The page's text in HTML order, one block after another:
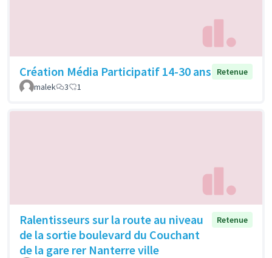
Création Média Participatif 14-30 ans
Retenue
malek
3 1
Ralentisseurs sur la route au niveau
de la sortie boulevard du Couchant
de la gare rer Nanterre ville
Retenue